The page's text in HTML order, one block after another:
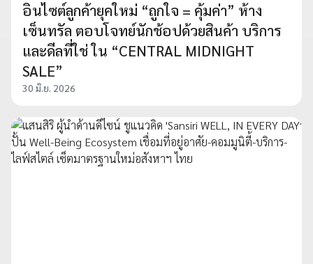
อินไซต์ลูกค้ายุคใหม่ “ถูกใจ = คุ้มค่า” ห้าง
เซ็นทรัล ตอบโจทย์นักช้อปด้วยสินค้า บริการ
และดีลที่ใช่ ใน “CENTRAL MIDNIGHT
SALE”
30 มิ.ย. 2026